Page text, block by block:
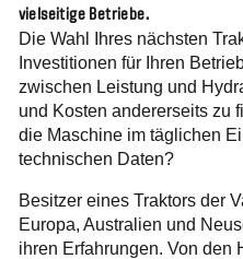
vielseitige Betriebe.
Die Wahl Ihres nächsten
Investitionen für Ihren
zwischen Leistung und
und Kosten andererseits zu
die Maschine im täglichen
technischen Daten?
Besitzer eines Traktors der
Europa, Australien und
ihren Erfahrungen. Von den